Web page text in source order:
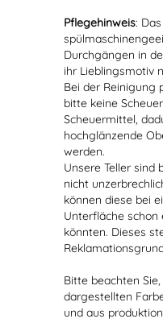
Pflegehinweis:
Durchgängen in
ihr Lieblingsmotiv
Bei der Reinigung
bitte keine
Scheuermittel,
hochglänzende
werden.
Unsere Teller sind
nicht
können diese bei
Unterfläche schon
könnten. Dieses
Bitte beachten
dargestellten
und aus